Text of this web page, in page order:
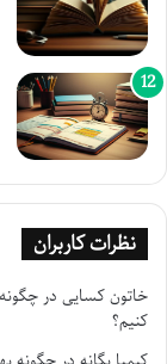
نظرات کاربران
خاتون کسایی در
کنیم؟